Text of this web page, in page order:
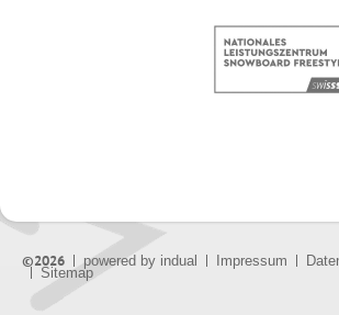
©2026 powered by indual Impressum
Sitemap